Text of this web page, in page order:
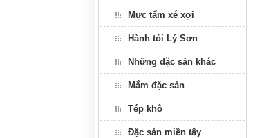
Mực tẩm xé xợi
Hành tỏi Lý Sơn
Những đặc sản khác
Mắm đặc sản
Tép khô
Đặc sản miền tây